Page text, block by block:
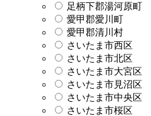
足柄下郡湯河原町
愛甲郡愛川町
愛甲郡清川村
さいたま市西区
さいたま市北区
さいたま市大宮区
さいたま市見沼区
さいたま市中央区
さいたま市桜区